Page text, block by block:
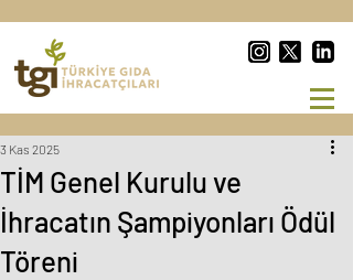
TİM Genel Kurulu ve
İhracatın Şampiyonları Ödül
Töreni
3 Kas 2025